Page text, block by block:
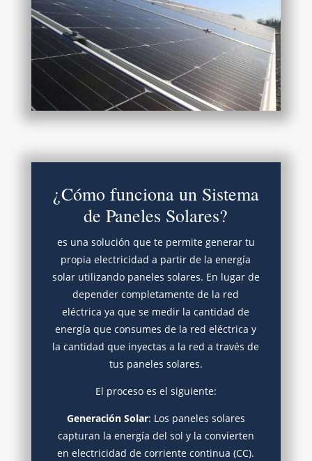
¿Cómo funciona un Sistema
de Paneles Solares?
es una solución que te permite generar tu
propia electricidad a partir de la energía
solar utilizando paneles solares. En lugar de
depender completamente de la red
eléctrica ya que se medir la cantidad de
energía que consumes de la red eléctrica y
la cantidad que inyectas a la red a través de
tus paneles solares.
El proceso es el siguiente:
Generación Solar: Los paneles solares
capturan la energía del sol y la convierten
en electricidad de corriente continua (CC).